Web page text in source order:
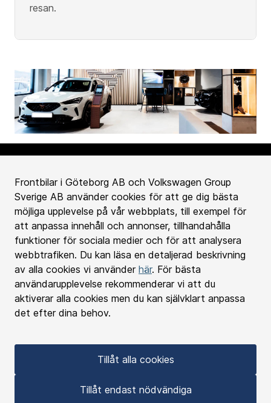
Frontbilar i Göteborg AB och Volkswagen Group
Sverige AB använder cookies för att ge dig bästa
möjliga upplevelse på vår webbplats, till exempel för
att anpassa innehåll och annonser, tillhandahålla
funktioner för sociala medier och för att analysera
webbtrafiken. Du kan läsa en detaljerad beskrivning
av alla cookies vi använder här. För bästa
användarupplevelse rekommenderar vi att du
aktiverar alla cookies men du kan självklart anpassa
det efter dina behov.
Tillåt alla cookies
Tillåt endast nödvändiga
resan.
Köpa bil
Bilverkstad
Kontakta oss
Välkommen till Frontbilar
Personuppgifts policy
Cookies
Copyright © 2023. All rights reserved